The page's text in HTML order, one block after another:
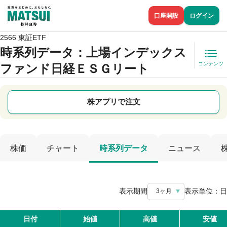
口座開設 ログイン
2566 東証ETF
時系列データ ：上場インデックス
ファンド日経ＥＳＧリート
コンテンツ
株アプリで注文
株価 チャート 時系列データ ニュース
表示期間 3ヶ月 表示単位： 日
日付 始値 高値 安値